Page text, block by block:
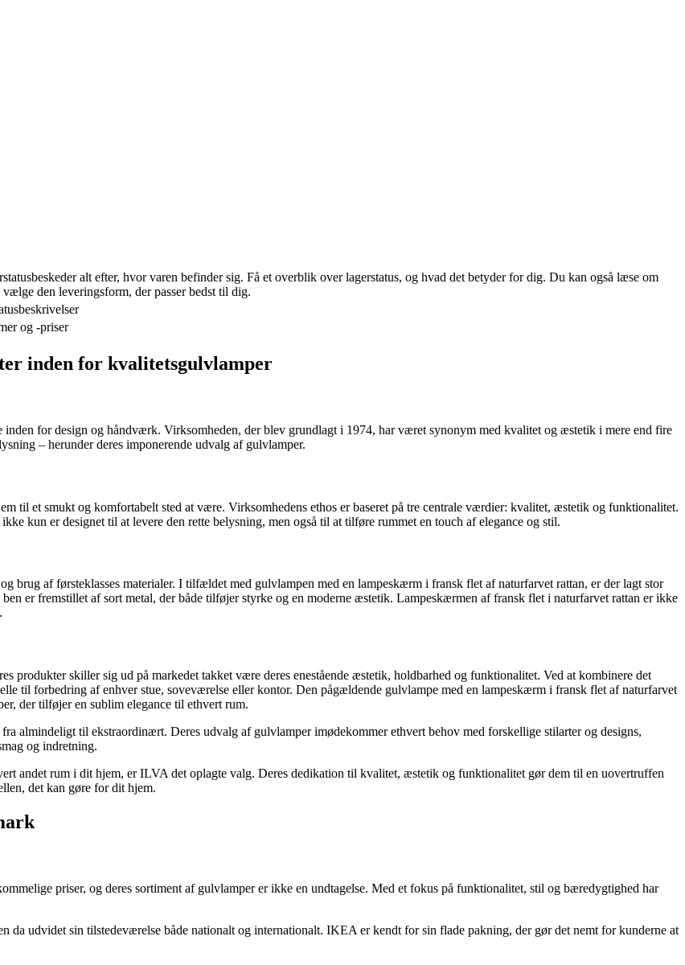
alt efter, hvor varen befinder sig. Få et overblik over lagerstatus, og hvad det betyder for dig. Du kan også læse om
den leveringsform, der passer bedst til dig.
og -priser
inden for kvalitetsgulvlamper
for design og håndværk. Virksomheden, der blev grundlagt i 1974, har været synonym med kvalitet og æstetik i mere end fire
– herunder deres imponerende udvalg af gulvlamper.
til et smukt og komfortabelt sted at være. Virksomhedens ethos er baseret på tre centrale værdier: kvalitet, æstetik og funktionalitet.
kun er designet til at levere den rette belysning, men også til at tilføre rummet en touch af elegance og stil.
brug af førsteklasses materialer. I tilfældet med gulvlampen med en lampeskærm i fransk flet af naturfarvet rattan, er der lagt stor
er fremstillet af sort metal, der både tilføjer styrke og en moderne æstetik. Lampeskærmen af fransk flet i naturfarvet rattan er ikke
produkter skiller sig ud på markedet takket være deres enestående æstetik, holdbarhed og funktionalitet. Ved at kombinere det
til forbedring af enhver stue, soveværelse eller kontor. Den pågældende gulvlampe med en lampeskærm i fransk flet af naturfarvet
der tilføjer en sublim elegance til ethvert rum.
almindeligt til ekstraordinært. Deres udvalg af gulvlamper imødekommer ethvert behov med forskellige stilarter og designs,
og indretning.
andet rum i dit hjem, er ILVA det oplagte valg. Deres dedikation til kvalitet, æstetik og funktionalitet gør dem til en uovertruffen
det kan gøre for dit hjem.
priser, og deres sortiment af gulvlamper er ikke en undtagelse. Med et fokus på funktionalitet, stil og bæredygtighed har
da udvidet sin tilstedeværelse både nationalt og internationalt. IKEA er kendt for sin flade pakning, der gør det nemt for kunderne at